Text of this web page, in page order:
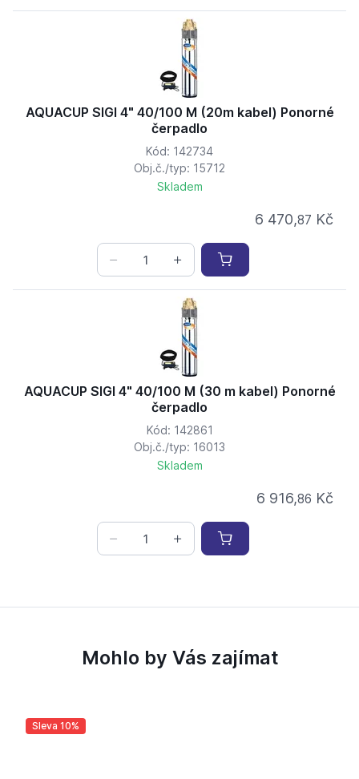
AQUACUP SIGI 4" 40/100 M (20m kabel) Ponorné
čerpadlo
Kód: 142734
Obj.č./typ: 15712
Skladem
6 470,87 Kč
AQUACUP SIGI 4" 40/100 M (30 m kabel) Ponorné
čerpadlo
Kód: 142861
Obj.č./typ: 16013
Skladem
6 916,86 Kč
Mohlo by Vás zajímat
Sleva 10%